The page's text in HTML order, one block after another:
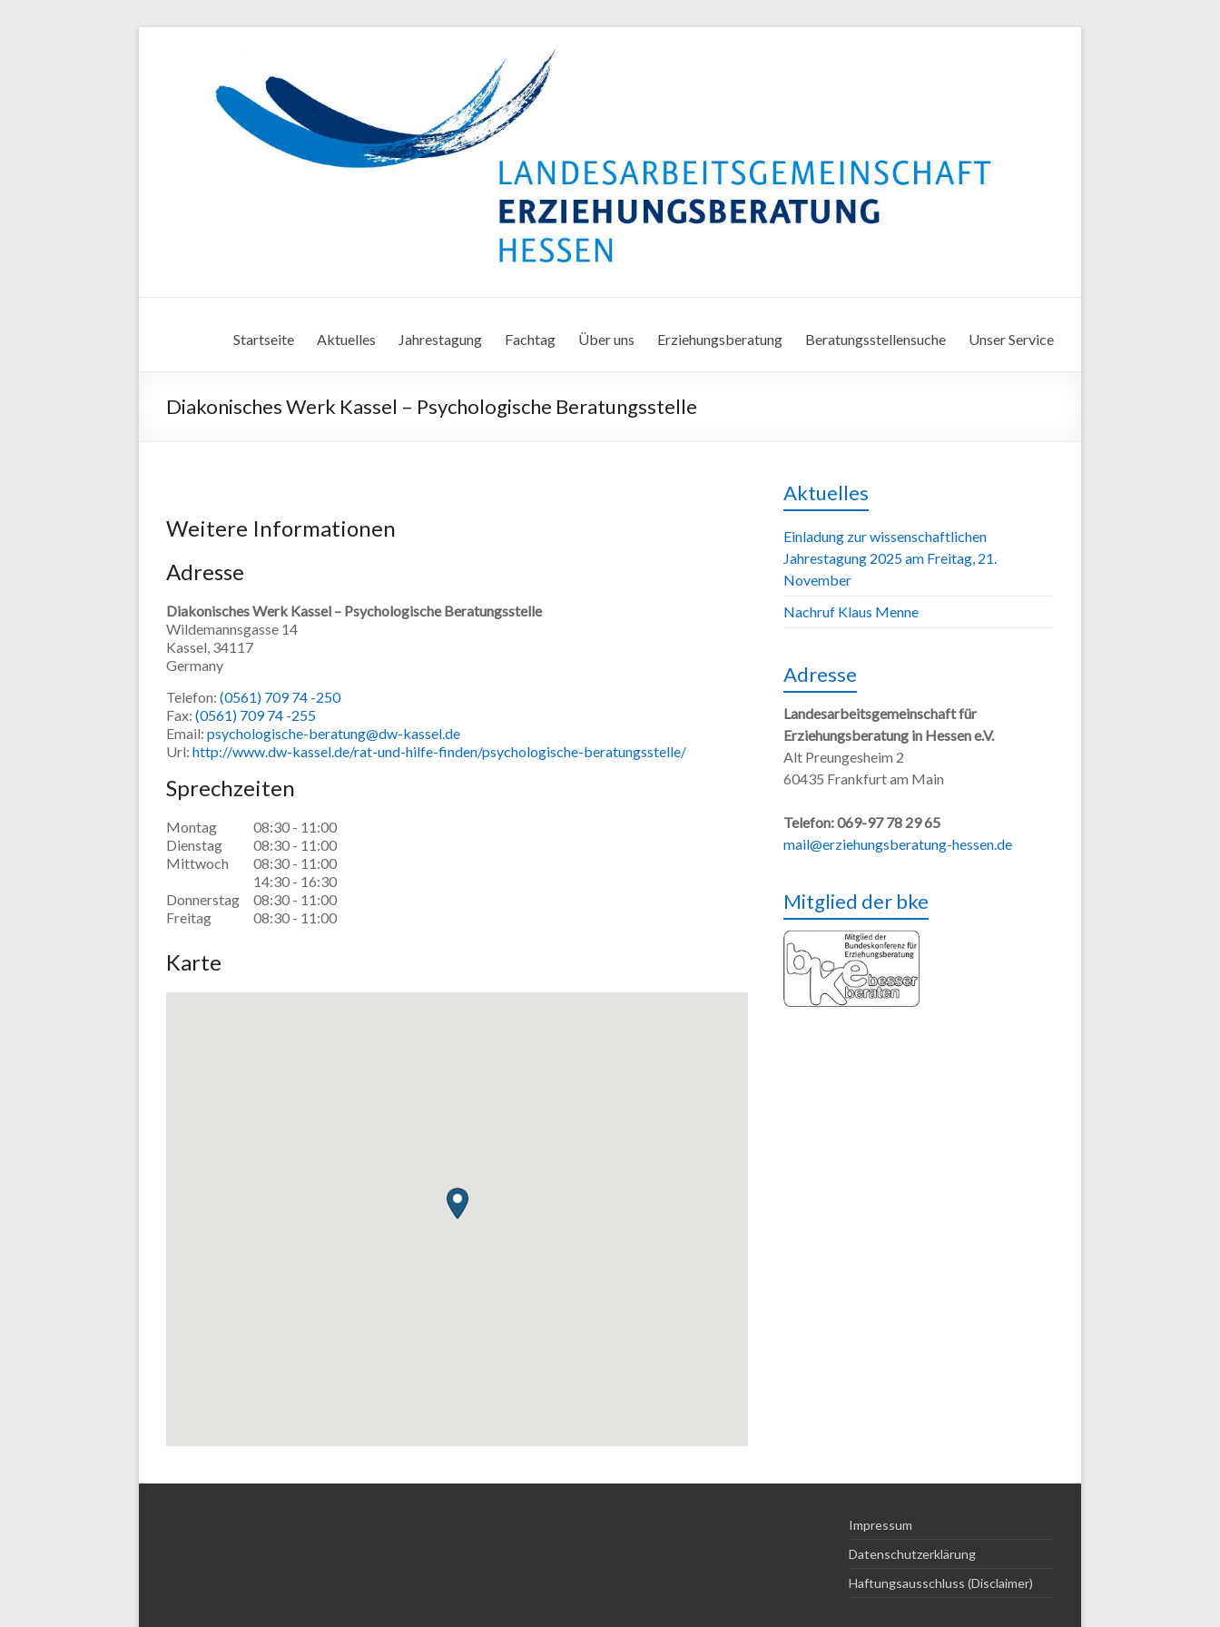
Startseite Aktuelles Jahrestagung Fachtag Über uns Erziehungsberatung Beratungsstellensuche Unser Service
Diakonisches Werk Kassel – Psychologische Beratungsstelle
Weitere Informationen
Adresse
Diakonisches Werk Kassel – Psychologische Beratungsstelle
Wildemannsgasse 14
Kassel, 34117
Germany
Telefon: (0561) 709 74 -250
Fax: (0561) 709 74 -255
Email: psychologische-beratung@dw-kassel.de
Url: http://www.dw-kassel.de/rat-und-hilfe-finden/psychologische-beratungsstelle/
Sprechzeiten
Montag
08:30 - 11:00
Dienstag
08:30 - 11:00
Mittwoch
08:30 - 11:00
14:30 - 16:30
Donnerstag
08:30 - 11:00
Freitag
08:30 - 11:00
Karte
Aktuelles
Einladung zur wissenschaftlichen
Jahrestagung 2025 am Freitag, 21.
November
Nachruf Klaus Menne
Adresse
Landesarbeitsgemeinschaft für
Erziehungsberatung in Hessen e.V.
Alt Preungesheim 2
60435 Frankfurt am Main
Telefon: 069-97 78 29 65
mail@erziehungsberatung-hessen.de
Mitglied der bke
Impressum
Datenschutzerklärung
Haftungsausschluss (Disclaimer)